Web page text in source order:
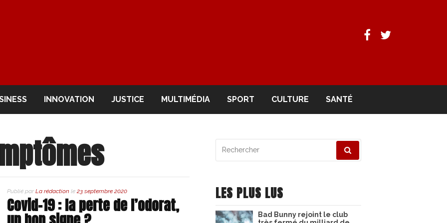
Facebook
Twitter
INNOVATION JUSTICE MULTIMÉDIA SPORT CULTURE SANTÉ
Publié par La rédaction le 23 septembre 2020
Covid-19 : la perte de l’odorat,
pour
LES PLUS LUS
Bad Bunny rejoint le club